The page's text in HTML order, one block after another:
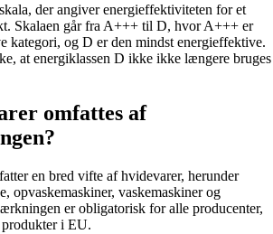
der angiver energieffektiviteten for et
Skalaen går fra A+++ til D, hvor A+++ er
kategori, og D er den mindst energieffektive.
at energiklassen D ikke ikke længere bruges
omfattes af
en bred vifte af hvidevarer, herunder
opvaskemaskiner, vaskemaskiner og
er obligatorisk for alle producenter,
produkter i EU.